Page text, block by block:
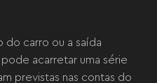
do carro ou a saída
acarretar uma série
previstas nas contas do